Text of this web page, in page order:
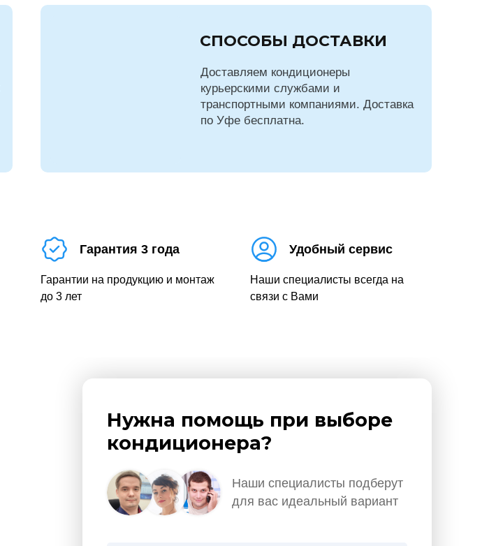
Доставляем кондиционеры
курьерскими службами и
транспортными компаниями. Доставка
по Уфе бесплатна.
СПОСОБЫ ДОСТАВКИ
Гарантия 3 года
Гарантии на продукцию и монтаж
до 3 лет
Удобный сервис
Наши специалисты всегда на
связи с Вами
Наши специалисты подберут
для вас идеальный вариант
Нужна помощь при выборе
кондиционера?